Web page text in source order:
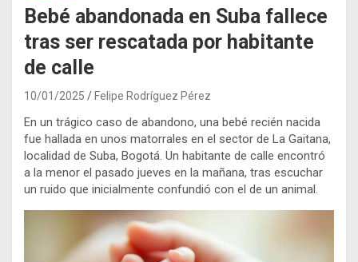
Bebé abandonada en Suba fallece
tras ser rescatada por habitante
de calle
10/01/2025 Felipe Rodríguez Pérez
En un trágico caso de abandono, una bebé recién nacida
fue hallada en unos matorrales en el sector de La Gaitana,
localidad de Suba, Bogotá. Un habitante de calle encontró
a la menor el pasado jueves en la mañana, tras escuchar
un ruido que inicialmente confundió con el de un animal.